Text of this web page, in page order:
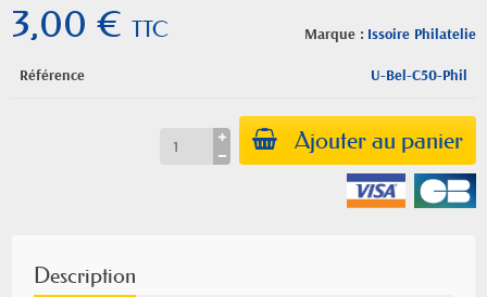
Marque : Issoire Philatelie
3,00 € TTC
Référence U-Bel-C50-Phil
Ajouter au panier
Description